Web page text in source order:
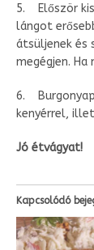
5. Először
lángot
átsüljenek és
megégjen.
6.
kenyérrel,
Jó étvágyat!
Kapcsolódó